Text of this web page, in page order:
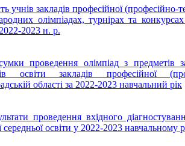
учнів закладів професійної (професійно-
олімпіадах, турнірах та конкурсах
2023 н. р.
проведення олімпіад з предметів
освіти закладів професійної
області за 2022-2023 навчальний рік
проведення вхідного
середньої освіти у 2022-2023